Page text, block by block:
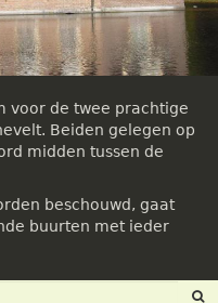
voor de twee prachtige
Beiden gelegen op
midden tussen de
beschouwd, gaat
buurten met ieder